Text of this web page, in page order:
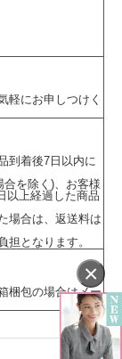
×
軽にお申しつけく
到着後7日以内に
を除く)、お客様
以上経過した商品
場合は、返送料は
となります。
梱包の場合はメー